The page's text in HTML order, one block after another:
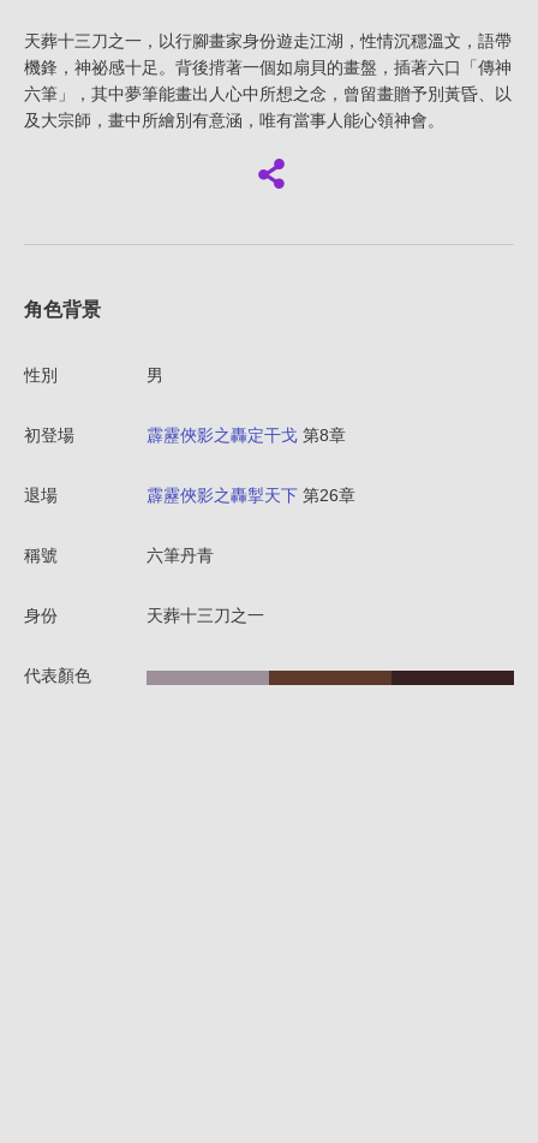
天葬十三刀之一，以行腳畫家身份遊走江湖，性情沉穩溫文，語帶
機鋒，神祕感十足。背後揹著一個如扇貝的畫盤，插著六口「傳神
六筆」，其中夢筆能畫出人心中所想之念，曾留畫贈予別黃昏、以
及大宗師，畫中所繪別有意涵，唯有當事人能心領神會。
角色背景
性別 男
初登場 霹靂俠影之轟定干戈 第8章
退場 霹靂俠影之轟掣天下 第26章
稱號 六筆丹青
身份 天葬十三刀之一
代表顏色